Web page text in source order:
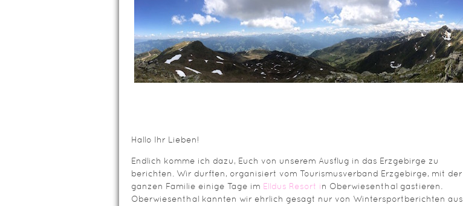
Hallo Ihr Lieben!
Endlich komme ich dazu, Euch von unserem Ausflug in das Erzgebirge zu
berichten. Wir durften, organisiert vom Tourismusverband Erzgebirge, mit der
ganzen Familie einige Tage im Elldus Resort in Oberwiesenthal gastieren.
Oberwiesenthal kannten wir ehrlich gesagt nur von Wintersportberichten aus